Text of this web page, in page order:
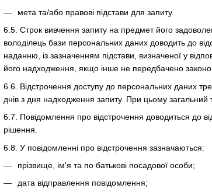
мета та/або правові підстави для запиту.
6.5. Строк вивчення запиту на предмет його
володілець бази персональних даних доводить до
наданню, із зазначенням підстави, визначеної у
його надходження, якщо інше не передбачено
6.6. Відстрочення доступу до персональних даних
днів з дня надходження запиту. При цьому
6.7. Повідомлення про відстрочення доводиться до
рішення.
6.8. У повідомленні про відстрочення зазначаються:
прізвище, ім'я та по батькові посадової особи;
дата відправлення повідомлення;